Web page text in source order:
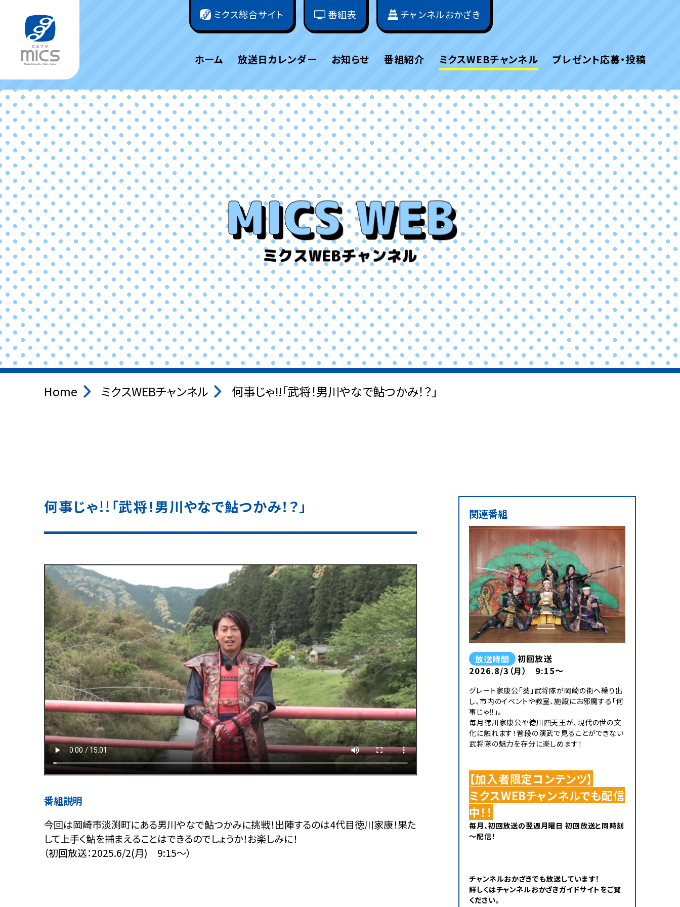
ミクス総合サイト 番組表 チャンネルおかざき
ホーム 放送日カレンダー お知らせ 番組紹介 ミクスWEBチャンネル プレゼント応募・投稿
MICS WEB
ミクスWEBチャンネル
Home ミクスWEBチャンネル 何事じゃ!!「武将！男川やなで鮎つかみ！？」
何事じゃ!!「武将！男川やなで鮎つかみ！？」
番組説明
今回は岡崎市淡渕町にある男川やなで鮎つかみに挑戦！出陣するのは4代目徳川家康！果た
して上手く鮎を捕まえることはできるのでしょうか！お楽しみに！
（初回放送：2025.6/2(月) 9:15～）
関連番組
放送時間
初回放送
2026.8/3（月） 9:15～
グレート家康公「葵」武将隊が岡崎の街へ繰り出
し、市内のイベントや教室、施設にお邪魔する「何
事じゃ‼」。
毎月徳川家康公や徳川四天王が、現代の世の文
化に触れます！普段の演武で見ることができない
武将隊の魅力を存分に楽しめます！
【加入者限定コンテンツ】
ミクスWEBチャンネルでも配信
中！！
毎月、初回放送の翌週月曜日 初回放送と同時刻
～配信！
チャンネルおかざきでも放送しています！
詳しくはチャンネルおかざきガイドサイトをご覧
ください。